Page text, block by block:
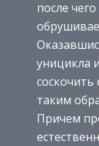
после
уницикла
таким
Причем